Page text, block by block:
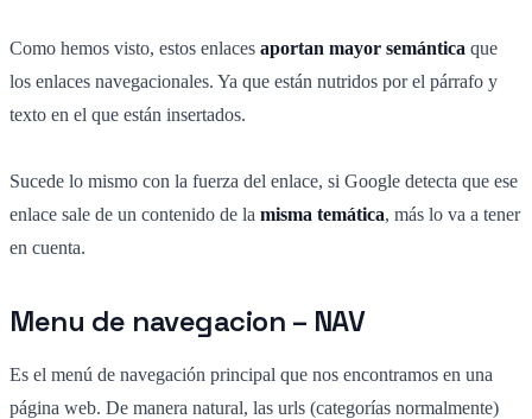
Como hemos visto, estos enlaces aportan mayor semántica que
los enlaces navegacionales. Ya que están nutridos por el párrafo y
texto en el que están insertados.
Sucede lo mismo con la fuerza del enlace, si Google detecta que ese
enlace sale de un contenido de la misma temática, más lo va a tener
en cuenta.
Menu de navegacion – NAV
Es el menú de navegación principal que nos encontramos en una
página web. De manera natural, las urls (categorías normalmente)